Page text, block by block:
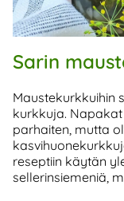
Sarin
Maustekurkkuihin
kurkkuja.
parhaiten, mutta
reseptiin käytän
sellerinsiemeniä,